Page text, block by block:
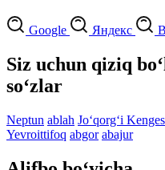
Google Яндекс
Siz uchun qiziq
so‘zlar
Neptun ablah Jo‘qorg‘i Kenges
Yevroittifoq abgor abajur